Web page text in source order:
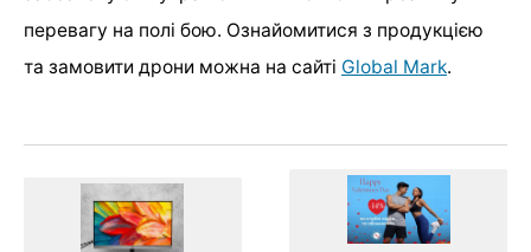
перевагу на полі бою. Ознайомитися з продукцією
та замовити дрони можна на сайті Global Mark.